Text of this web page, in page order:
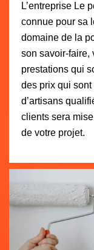
L’entreprise Le
connue pour sa
domaine de la
son savoir-faire,
prestations qui
des prix qui
d’artisans
clients sera
de votre projet.